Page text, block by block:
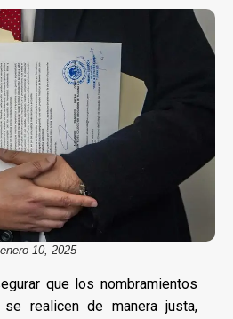
enero 10, 2025
que los nombramientos
realicen de manera justa,